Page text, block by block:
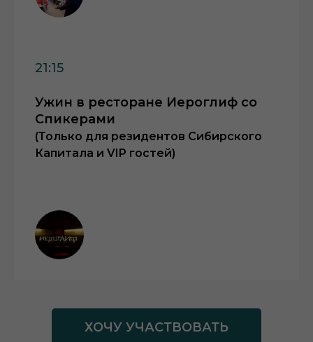
21:15
Ужин в ресторане Иероглиф со
Спикерами
(Только для резидентов Сибирского
Капитала и VIP гостей)
ХОЧУ УЧАСТВОВАТЬ